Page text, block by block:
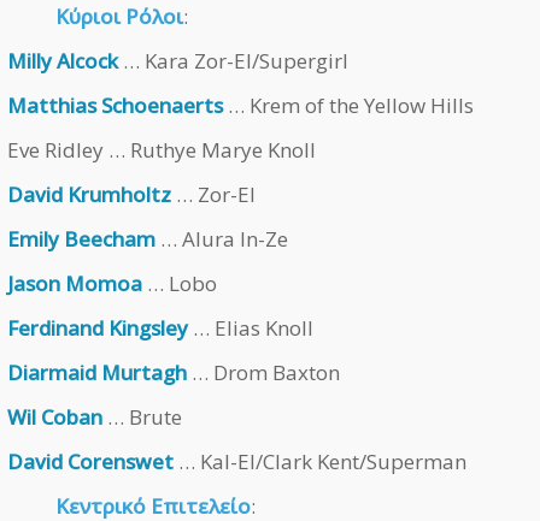
Κύριοι Ρόλοι:
Milly Alcock… Kara Zor-El/Supergirl
Matthias Schoenaerts… Krem of the Yellow Hills
Eve Ridley … Ruthye Marye Knoll
David Krumholtz … Zor-El
Emily Beecham … Alura In-Ze
Jason Momoa … Lobo
Ferdinand Kingsley… Elias Knoll
Diarmaid Murtagh … Drom Baxton
Wil Coban … Brute
David Corenswet … Kal-El/Clark Kent/Superman
Κεντρικό Επιτελείο: